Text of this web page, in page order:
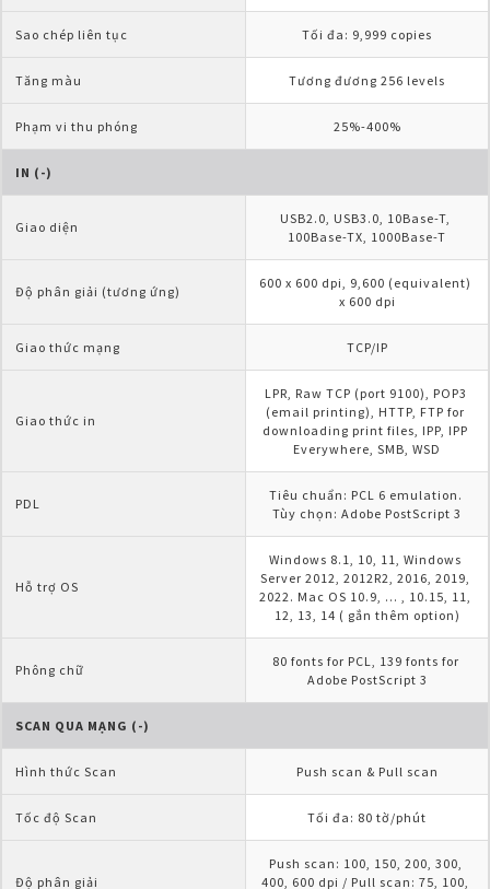
Sao chép liên tục Tối đa: 9,999 copies
Tăng màu Tương đương 256 levels
Phạm vi thu phóng 25%-400%
IN (-)
Giao diện
USB2.0, USB3.0, 10Base-T,
100Base-TX, 1000Base-T
Độ phân giải (tương ứng)
600 x 600 dpi, 9,600 (equivalent)
x 600 dpi
Giao thức mạng TCP/IP
Giao thức in
LPR, Raw TCP (port 9100), POP3
(email printing), HTTP, FTP for
downloading print files, IPP, IPP
Everywhere, SMB, WSD
PDL
Tiêu chuẩn: PCL 6 emulation.
Tùy chọn: Adobe PostScript 3
Hỗ trợ OS
Windows 8.1, 10, 11, Windows
Server 2012, 2012R2, 2016, 2019,
2022. Mac OS 10.9, ... , 10.15, 11,
12, 13, 14 ( gắn thêm option)
Phông chữ
80 fonts for PCL, 139 fonts for
Adobe PostScript 3
SCAN QUA MẠNG (-)
Hình thức Scan Push scan & Pull scan
Tốc độ Scan Tối đa: 80 tờ/phút
Độ phân giải
Push scan: 100, 150, 200, 300,
400, 600 dpi / Pull scan: 75, 100,